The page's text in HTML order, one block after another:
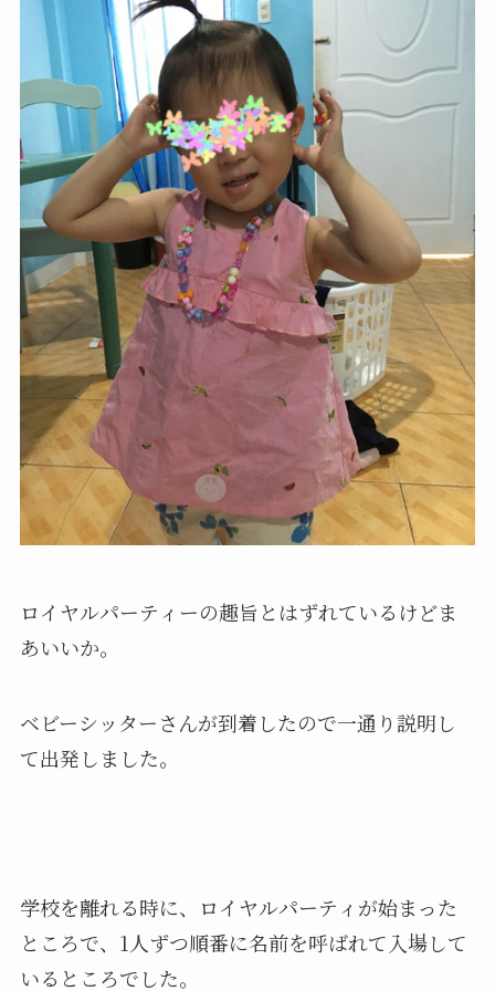
ロイヤルパーティーの趣旨とはずれているけどま
あいいか。
ベビーシッターさんが到着したので一通り説明し
て出発しました。
学校を離れる時に、ロイヤルパーティが始まった
ところで、1人ずつ順番に名前を呼ばれて入場して
いるところでした。